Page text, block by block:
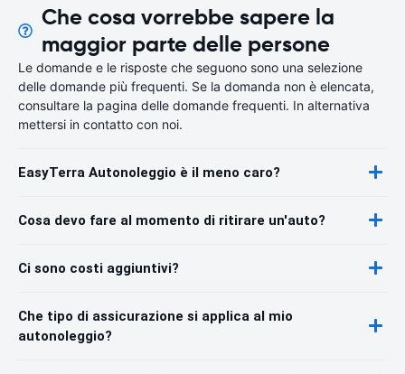
Che cosa vorrebbe sapere la
maggior parte delle persone
Le domande e le risposte che seguono sono una selezione
delle domande più frequenti. Se la domanda non è elencata,
consultare la pagina delle domande frequenti. In alternativa
mettersi in contatto con noi.
EasyTerra Autonoleggio è il meno caro?
Cosa devo fare al momento di ritirare un'auto?
Ci sono costi aggiuntivi?
Che tipo di assicurazione si applica al mio
autonoleggio?